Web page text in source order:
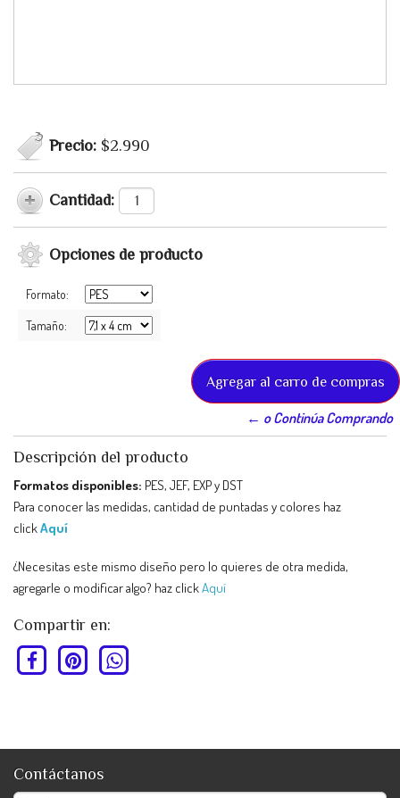
Precio: $2.990
Cantidad:
Opciones de producto
Formato:
Tamaño:
← o Continúa Comprando
Descripción del producto
Formatos disponibles: PES, JEF, EXP y DST
Para conocer las medidas, cantidad de puntadas y colores haz
clickAquí
¿Necesitas este mismo diseño pero lo quieres de otra medida,
agregarle o modificar algo? haz clickAquí
Compartir en:
Contáctanos